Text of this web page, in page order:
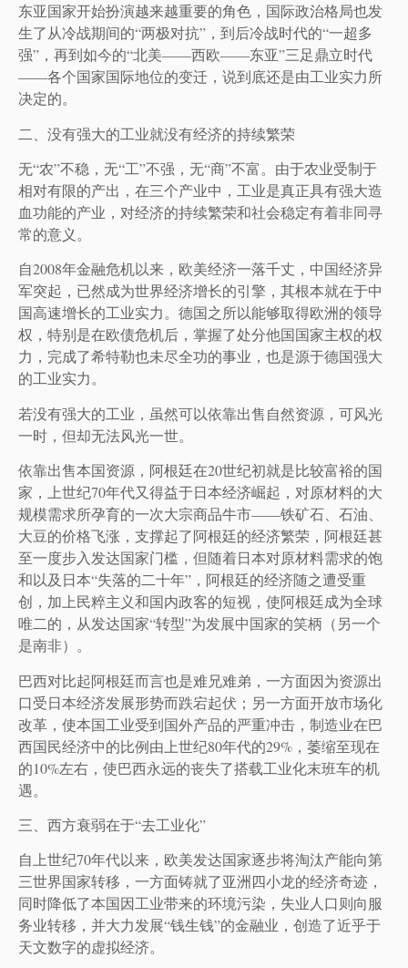
东亚国家开始扮演越来越重要的角色，国际政治格局也发
生了从冷战期间的“两极对抗”，到后冷战时代的“一超多
强”，再到如今的“北美——西欧——东亚”三足鼎立时代
——各个国家国际地位的变迁，说到底还是由工业实力所
决定的。
二、没有强大的工业就没有经济的持续繁荣
无“农”不稳，无“工”不强，无“商”不富。由于农业受制于
相对有限的产出，在三个产业中，工业是真正具有强大造
血功能的产业，对经济的持续繁荣和社会稳定有着非同寻
常的意义。
自2008年金融危机以来，欧美经济一落千丈，中国经济异
军突起，已然成为世界经济增长的引擎，其根本就在于中
国高速增长的工业实力。德国之所以能够取得欧洲的领导
权，特别是在欧债危机后，掌握了处分他国国家主权的权
力，完成了希特勒也未尽全功的事业，也是源于德国强大
的工业实力。
若没有强大的工业，虽然可以依靠出售自然资源，可风光
一时，但却无法风光一世。
依靠出售本国资源，阿根廷在20世纪初就是比较富裕的国
家，上世纪70年代又得益于日本经济崛起，对原材料的大
规模需求所孕育的一次大宗商品牛市——铁矿石、石油、
大豆的价格飞涨，支撑起了阿根廷的经济繁荣，阿根廷甚
至一度步入发达国家门槛，但随着日本对原材料需求的饱
和以及日本“失落的二十年”，阿根廷的经济随之遭受重
创，加上民粹主义和国内政客的短视，使阿根廷成为全球
唯二的，从发达国家“转型”为发展中国家的笑柄（另一个
是南非）。
巴西对比起阿根廷而言也是难兄难弟，一方面因为资源出
口受日本经济发展形势而跌宕起伏；另一方面开放市场化
改革，使本国工业受到国外产品的严重冲击，制造业在巴
西国民经济中的比例由上世纪80年代的29%，萎缩至现在
的10%左右，使巴西永远的丧失了搭载工业化末班车的机
遇。
三、西方衰弱在于“去工业化”
自上世纪70年代以来，欧美发达国家逐步将淘汰产能向第
三世界国家转移，一方面铸就了亚洲四小龙的经济奇迹，
同时降低了本国因工业带来的环境污染，失业人口则向服
务业转移，并大力发展“钱生钱”的金融业，创造了近乎于
天文数字的虚拟经济。